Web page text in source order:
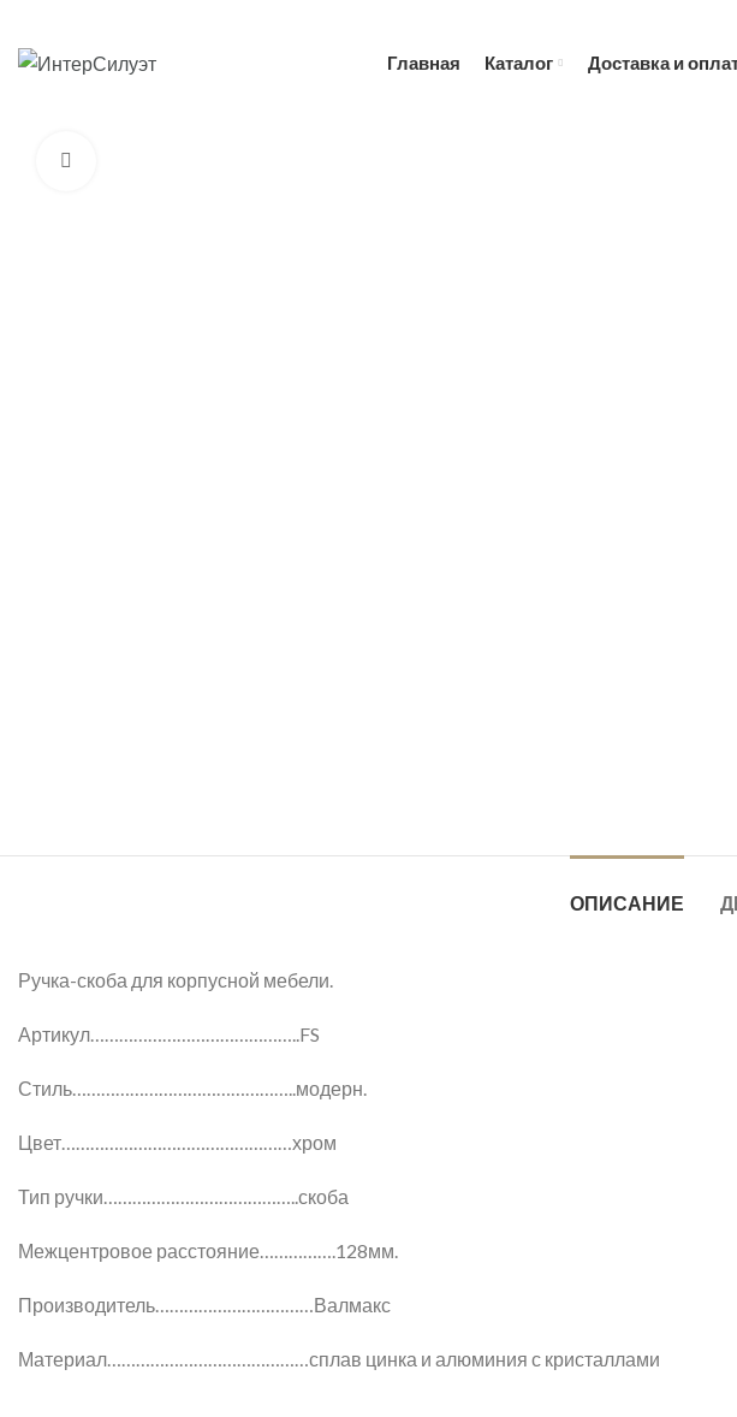
Главная Каталог Доставка и
ОПИСАНИЕ
Ручка-скоба для корпусной мебели.
Артикул……………………………………..FS
Стиль………………………………………..модерн.
Цвет…………………………………………хром
Тип ручки…………………………………..скоба
Межцентровое расстояние…………….128мм.
Производитель……………………………Валмакс
Материал……………………………………сплав цинка и алюминия с кристаллами